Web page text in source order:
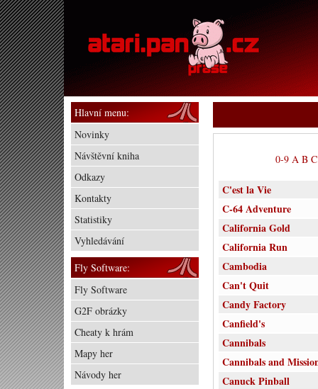
0-9 A B C
C'est la Vie
C-64 Adventure
California Gold
California Run
Cambodia
Can't Quit
Candy Factory
Canfield's
Cannibals
Cannibals and
Canuck Pinball
Hlavní menu:
Novinky
Návštěvní kniha
Odkazy
Kontakty
Statistiky
Vyhledávání
Fly Software:
Fly Software
G2F obrázky
Cheaty k hrám
Mapy her
Návody her